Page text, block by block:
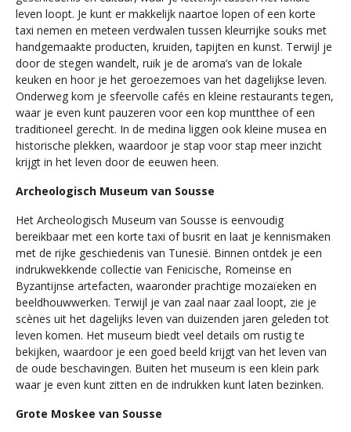
leven loopt. Je kunt er makkelijk naartoe lopen of een korte
taxi nemen en meteen verdwalen tussen kleurrijke souks met
handgemaakte producten, kruiden, tapijten en kunst. Terwijl je
door de stegen wandelt, ruik je de aroma’s van de lokale
keuken en hoor je het geroezemoes van het dagelijkse leven.
Onderweg kom je sfeervolle cafés en kleine restaurants tegen,
waar je even kunt pauzeren voor een kop muntthee of een
traditioneel gerecht. In de medina liggen ook kleine musea en
historische plekken, waardoor je stap voor stap meer inzicht
krijgt in het leven door de eeuwen heen.
Archeologisch Museum van Sousse
Het Archeologisch Museum van Sousse is eenvoudig
bereikbaar met een korte taxi of busrit en laat je kennismaken
met de rijke geschiedenis van Tunesië. Binnen ontdek je een
indrukwekkende collectie van Fenicische, Romeinse en
Byzantijnse artefacten, waaronder prachtige mozaïeken en
beeldhouwwerken. Terwijl je van zaal naar zaal loopt, zie je
scènes uit het dagelijks leven van duizenden jaren geleden tot
leven komen. Het museum biedt veel details om rustig te
bekijken, waardoor je een goed beeld krijgt van het leven van
de oude beschavingen. Buiten het museum is een klein park
waar je even kunt zitten en de indrukken kunt laten bezinken.
Grote Moskee van Sousse